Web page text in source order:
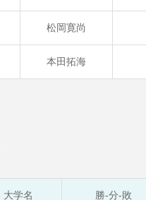
松岡寛尚
本田拓海
大学名 勝-分-敗